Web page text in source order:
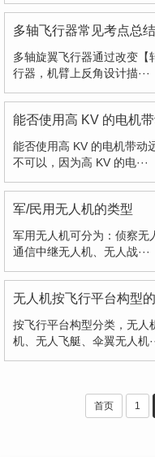
多轴飞行器常见考点总结
多轴旋翼飞行器通过改变【
行器，机臂上反角设计描···
能否使用高 KV 的电机带动
不可以，因为高 KV 的电···
军/民用无人机的类型
军用无人机可分为：侦察无
通信中继无人机、无人战···
无人机按飞行平台构型
按飞行平台构型分类，无人
机、无人飞艇、伞翼无人机
首页 1